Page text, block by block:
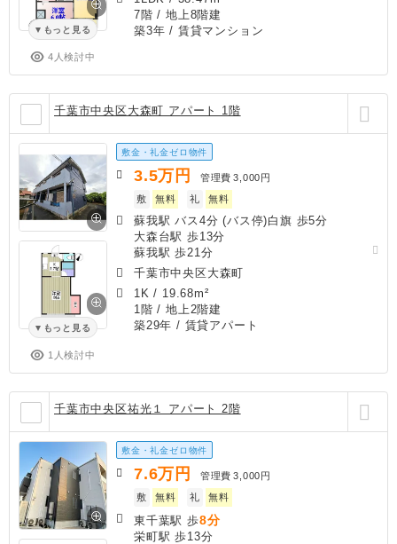
もっと見る
4人検討中
7階 / 地上8階建
築3年 / 賃貸マンション
千葉市中央区大森町 アパート 1階
もっと見る
1人検討中
敷金・礼金ゼロ物件
3.5万円 管理費 3,000円
敷
無料 礼 無料
蘇我駅 バス4分 (バス停)白旗 歩5分
大森台駅 歩13分
蘇我駅 歩21分
千葉市中央区大森町
1K / 19.68m²
1階 / 地上2階建
築29年 / 賃貸アパート
千葉市中央区祐光１ アパート 2階
敷金・礼金ゼロ物件
7.6万円 管理費 3,000円
敷
無料 礼 無料
東千葉駅 歩8分
栄町駅 歩13分